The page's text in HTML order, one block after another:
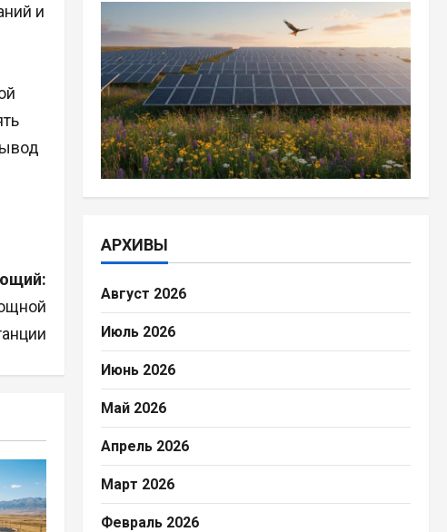
и
АРХИВЫ
Август 2026
Июль 2026
Июнь 2026
Май 2026
Апрель 2026
Март 2026
Февраль 2026